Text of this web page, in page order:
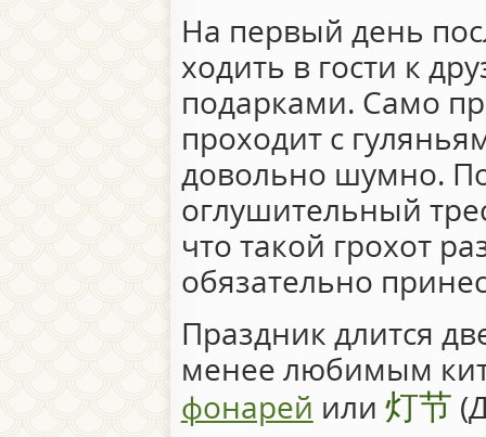
На первый день
ходить в гости к
подарками. Само
проходит с
довольно шумно.
оглушительный
что такой грохот
обязательно
Праздник длится
менее любимым
фонарей или 灯节